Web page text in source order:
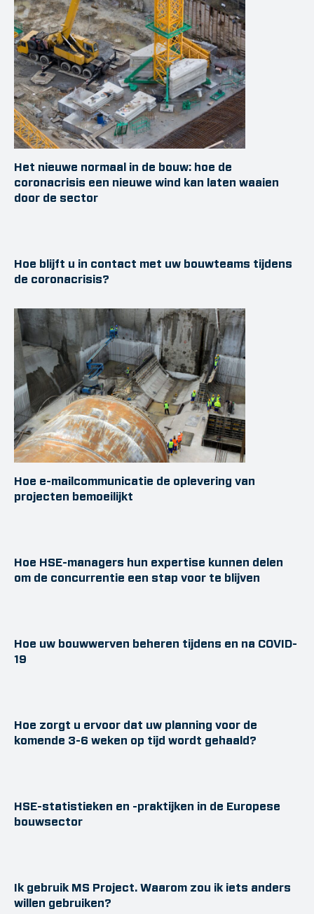
Het nieuwe normaal in de bouw: hoe de
coronacrisis een nieuwe wind kan laten waaien
door de sector
Hoe blijft u in contact met uw bouwteams tijdens
de coronacrisis?
Hoe e-mailcommunicatie de oplevering van
projecten bemoeilijkt
Hoe HSE-managers hun expertise kunnen delen
om de concurrentie een stap voor te blijven
Hoe uw bouwwerven beheren tijdens en na COVID-
19
Hoe zorgt u ervoor dat uw planning voor de
komende 3-6 weken op tijd wordt gehaald?
HSE-statistieken en -praktijken in de Europese
bouwsector
Ik gebruik MS Project. Waarom zou ik iets anders
willen gebruiken?